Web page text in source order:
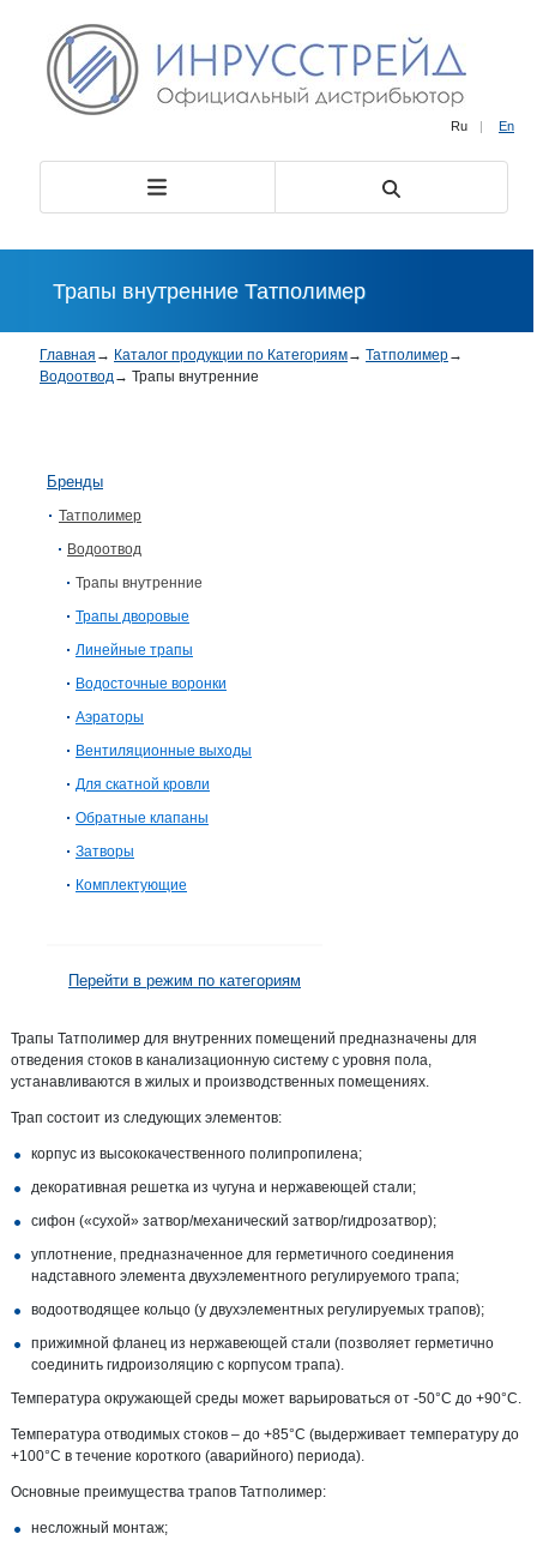
Ru | En
Трапы внутренние Татполимер
Главная → Каталог продукции по Категориям→ Татполимер→
Водоотвод→ Трапы внутренние
Бренды
Татполимер
Водоотвод
Трапы внутренние
Трапы дворовые
Линейные трапы
Водосточные воронки
Аэраторы
Вентиляционные выходы
Для скатной кровли
Обратные клапаны
Затворы
Комплектующие
Перейти в режим по категориям
Трапы Татполимер для внутренних помещений предназначены для
отведения стоков в канализационную систему с уровня пола,
устанавливаются в жилых и производственных помещениях.
Трап состоит из следующих элементов:
корпус из высококачественного полипропилена;
декоративная решетка из чугуна и нержавеющей стали;
сифон («сухой» затвор/механический затвор/гидрозатвор);
уплотнение, предназначенное для герметичного соединения
надставного элемента двухэлементного регулируемого трапа;
водоотводящее кольцо (у двухэлементных регулируемых трапов);
прижимной фланец из нержавеющей стали (позволяет герметично
соединить гидроизоляцию с корпусом трапа).
Температура окружающей среды может варьироваться от -50°С до +90°С.
Температура отводимых стоков – до +85°С (выдерживает температуру до
+100°С в течение короткого (аварийного) периода).
Основные преимущества трапов Татполимер:
несложный монтаж;